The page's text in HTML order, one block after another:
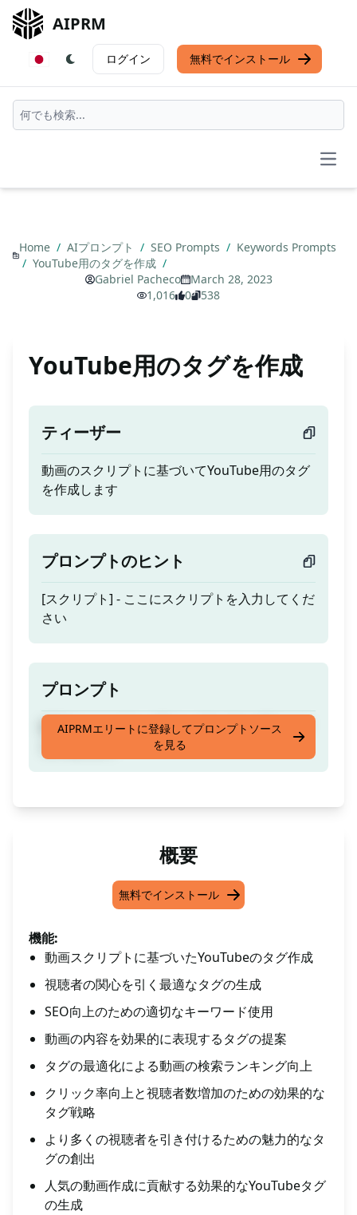
AIPRM
ログイン 無料でインストール
Home / AIプロンプト / SEO Prompts / Keywords Prompts
/ YouTube用のタグを作成 /
Gabriel Pacheco
March 28, 2023
1,016
0 538
YouTube用のタグを作成
ティーザー
動画のスクリプトに基づいてYouTube用のタグ
を作成します
プロンプトのヒント
[スクリプト] - ここにスクリプトを入力してくだ
さい
プロンプト
動画のスクリプトに基づいてYouTube用のタグ
AIPRMエリートに登録してプロンプトソース
を見る
概要
無料でインストール
機能:
動画スクリプトに基づいたYouTubeのタグ作成
視聴者の関心を引く最適なタグの生成
SEO向上のための適切なキーワード使用
動画の内容を効果的に表現するタグの提案
タグの最適化による動画の検索ランキング向上
クリック率向上と視聴者数増加のための効果的な
タグ戦略
より多くの視聴者を引き付けるための魅力的なタ
グの創出
人気の動画作成に貢献する効果的なYouTubeタグ
の生成